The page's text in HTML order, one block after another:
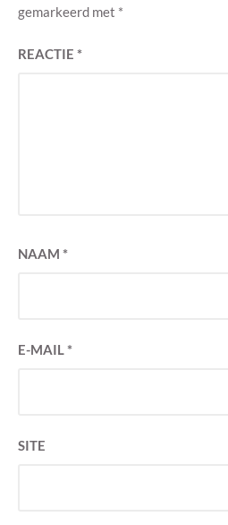
gemarkeerd met *
REACTIE *
NAAM *
E-MAIL*
SITE